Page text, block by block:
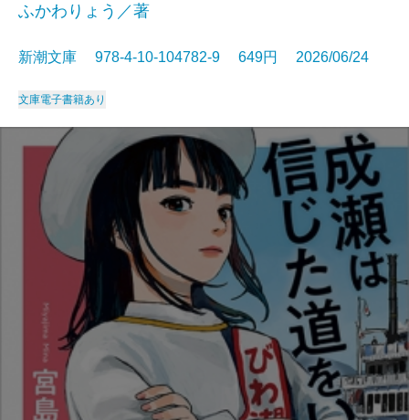
ふかわりょう／著
新潮文庫 978-4-10-104782-9 649円 2026/06/24
文庫電子書籍あり